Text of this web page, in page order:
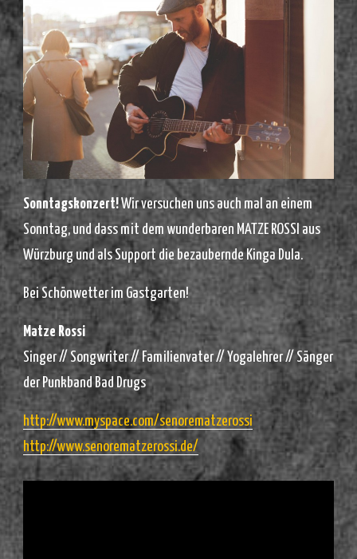
Sonntagskonzert!Wir versuchen uns auch mal an einem
Sonntag, und dass mit dem wunderbaren MATZE ROSSI aus
Würzburg und als Support die bezaubernde Kinga Dula.
Bei Schönwetter im Gastgarten!
Matze Rossi
Singer // Songwriter // Familienvater // Yogalehrer // Sänger
der Punkband Bad Drugs
http://www.myspace.com/senorematzerossi
http://www.senorematzerossi.de/